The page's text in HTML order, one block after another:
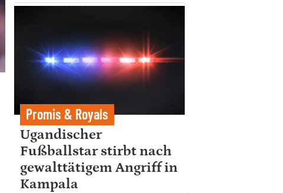
Promis & Royals
Ugandischer
Fußballstar stirbt nach
gewalttätigem Angriff in
Kampala